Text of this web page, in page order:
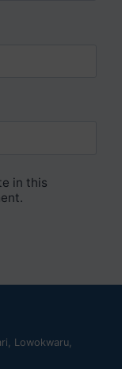
in this
Lowokwaru,